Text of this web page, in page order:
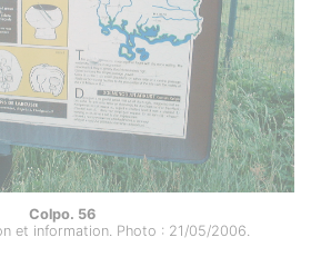
Colpo. 56
et information. Photo : 21/05/2006.